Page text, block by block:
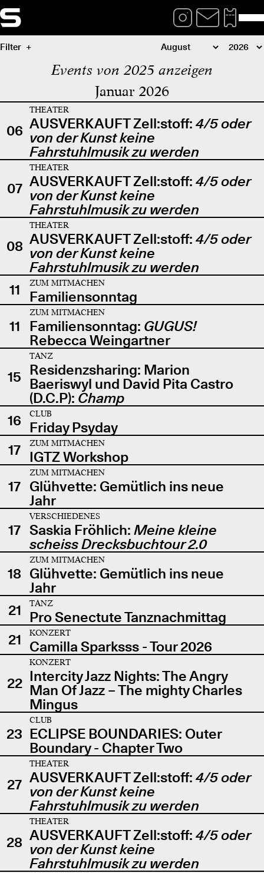
Filter
Events von 2025 anzeigen
Januar 2026
06
THEATER
AUSVERKAUFT Zell:stoff: 4/5 oder
von der Kunst keine
Fahrstuhlmusik zu werden
07
THEATER
AUSVERKAUFT Zell:stoff: 4/5 oder
von der Kunst keine
Fahrstuhlmusik zu werden
08
THEATER
AUSVERKAUFT Zell:stoff: 4/5 oder
von der Kunst keine
Fahrstuhlmusik zu werden
11
ZUM MITMACHEN
Familiensonntag
11
ZUM MITMACHEN
Familiensonntag: GUGUS!
Rebecca Weingartner
15
TANZ
Residenzsharing: Marion
Baeriswyl und David Pita Castro
(D.C.P): Champ
16
CLUB
Friday Psyday
17
ZUM MITMACHEN
IGTZ Workshop
17
ZUM MITMACHEN
Glühvette: Gemütlich ins neue
Jahr
17
VERSCHIEDENES
Saskia Fröhlich: Meine kleine
scheiss Drecksbuchtour 2.0
18
ZUM MITMACHEN
Glühvette: Gemütlich ins neue
Jahr
21
TANZ
Pro Senectute Tanznachmittag
21
KONZERT
Camilla Sparksss - Tour 2026
22
KONZERT
Intercity Jazz Nights: The Angry
Man Of Jazz – The mighty Charles
Mingus
23
CLUB
ECLIPSE BOUNDARIES: Outer
Boundary - Chapter Two
27
THEATER
AUSVERKAUFT Zell:stoff: 4/5 oder
von der Kunst keine
Fahrstuhlmusik zu werden
28
THEATER
AUSVERKAUFT Zell:stoff: 4/5 oder
von der Kunst keine
Fahrstuhlmusik zu werden